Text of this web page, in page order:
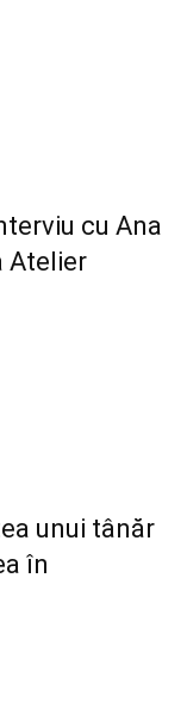
cu Ana
Atelier
unui tânăr
în